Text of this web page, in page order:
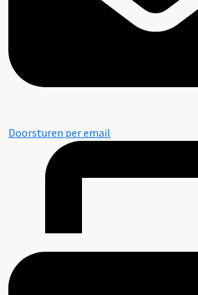
Doorsturen per email